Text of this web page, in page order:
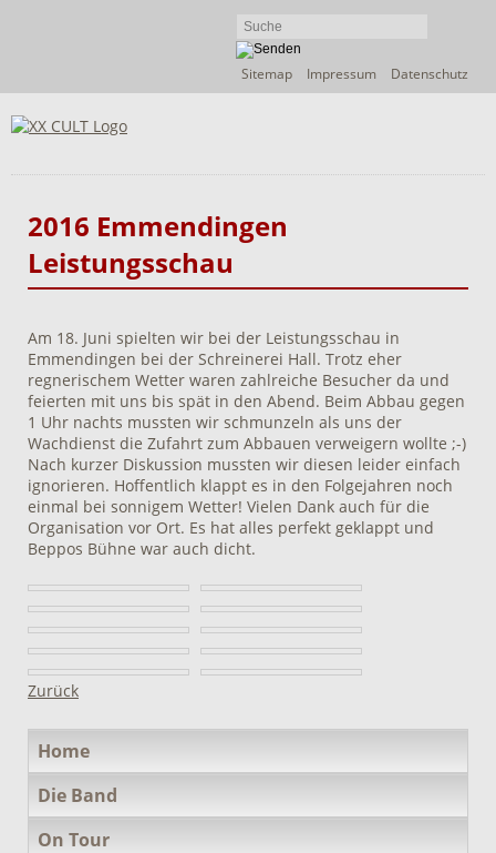
Navigation
Sitemap Impressum Datenschutz
2016 Emmendingen
Leistungsschau
Am 18. Juni spielten wir bei der Leistungsschau in
Emmendingen bei der Schreinerei Hall. Trotz eher
regnerischem Wetter waren zahlreiche Besucher da und
feierten mit uns bis spät in den Abend. Beim Abbau gegen
1 Uhr nachts mussten wir schmunzeln als uns der
Wachdienst die Zufahrt zum Abbauen verweigern wollte ;-)
Nach kurzer Diskussion mussten wir diesen leider einfach
ignorieren. Hoffentlich klappt es in den Folgejahren noch
einmal bei sonnigem Wetter! Vielen Dank auch für die
Organisation vor Ort. Es hat alles perfekt geklappt und
Beppos Bühne war auch dicht.
Zurück
überspringen
Home
Die Band
On Tour